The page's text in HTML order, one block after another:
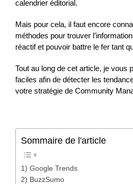
calendrier éditorial.
Mais pour cela, il faut encore
méthodes pour trouver
réactif et pouvoir battre le fer tant
Tout au long de cet article, je vous
faciles afin de détecter les
votre stratégie de Community
Sommaire de l'article
1) Google Trends
2) BuzzSumo